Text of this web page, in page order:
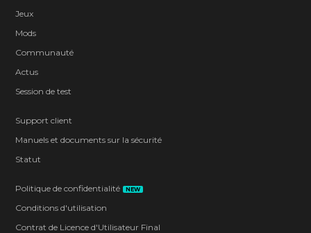
Jeux
Mods
Communauté
Actus
Session de test
Support client
Manuels et documents sur la sécurité
Statut
Politique de confidentialité NEW
Conditions d'utilisation
Contrat de Licence d'Utilisateur Final